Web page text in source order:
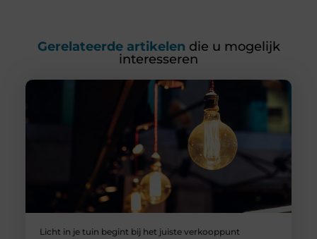
Gerelateerde artikelen die u mogelijk
interesseren
Licht in je tuin begint bij het juiste verkooppunt